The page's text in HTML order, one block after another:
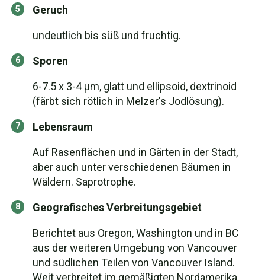
Geruch
undeutlich bis süß und fruchtig.
Sporen
6-7.5 x 3-4 µm, glatt und ellipsoid, dextrinoid
(färbt sich rötlich in Melzer's Jodlösung).
Lebensraum
Auf Rasenflächen und in Gärten in der Stadt,
aber auch unter verschiedenen Bäumen in
Wäldern. Saprotrophe.
Geografisches Verbreitungsgebiet
Berichtet aus Oregon, Washington und in BC
aus der weiteren Umgebung von Vancouver
und südlichen Teilen von Vancouver Island.
Weit verbreitet im gemäßigten Nordamerika,